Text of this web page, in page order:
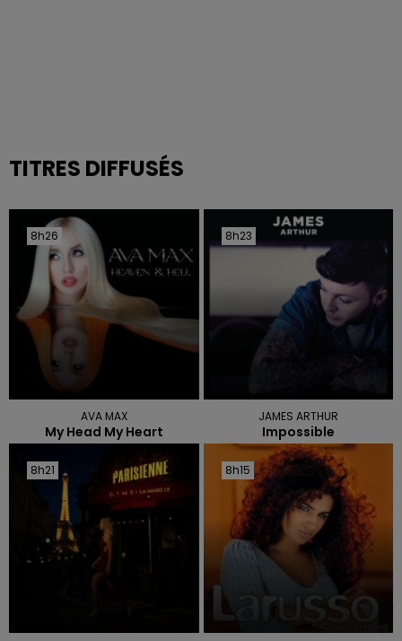
TITRES DIFFUSÉS
8h26
8h26
AVA MAX
My Head My Heart
8h23
8h23
JAMES ARTHUR
Impossible
8h21
8h21 8h15
8h15